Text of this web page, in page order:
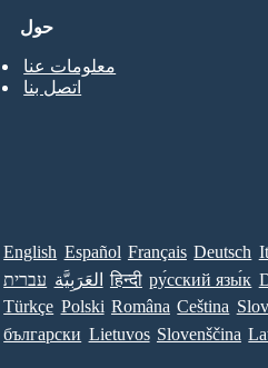
حول
معلومات عنا
اتصل بنا
English Español Français Deutsch
עברית العَرَبِيَّة हिन्दी ру́сский язы́к
Türkçe Polski Româna Ceština
български Lietuvos Slovenščina